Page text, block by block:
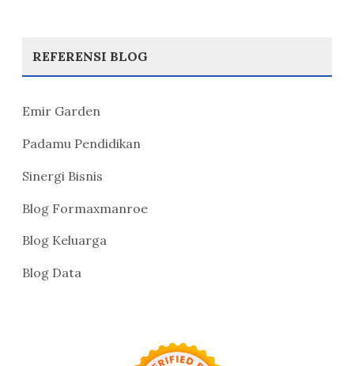
REFERENSI BLOG
Emir Garden
Padamu Pendidikan
Sinergi Bisnis
Blog Formaxmanroe
Blog Keluarga
Blog Data